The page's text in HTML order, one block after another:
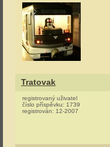
Tratovak
registrovaný uživatel
číslo příspěvku: 1739
registrován: 12-2007